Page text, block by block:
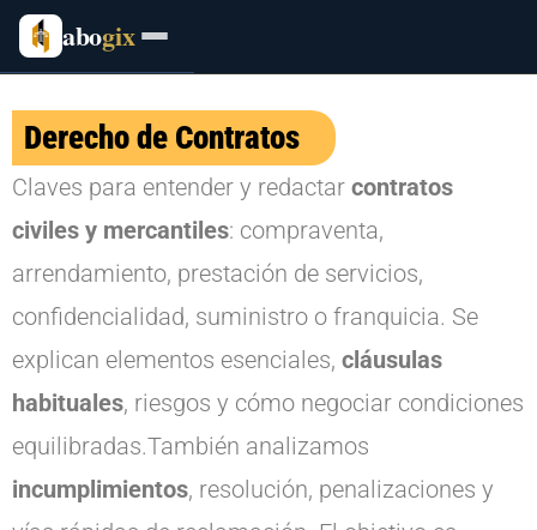
abogix
Derecho de Contratos
Claves para entender y redactar contratos
civiles y mercantiles: compraventa,
arrendamiento, prestación de servicios,
confidencialidad, suministro o franquicia. Se
explican elementos esenciales, cláusulas
habituales, riesgos y cómo negociar condiciones
equilibradas.También analizamos
incumplimientos, resolución, penalizaciones y